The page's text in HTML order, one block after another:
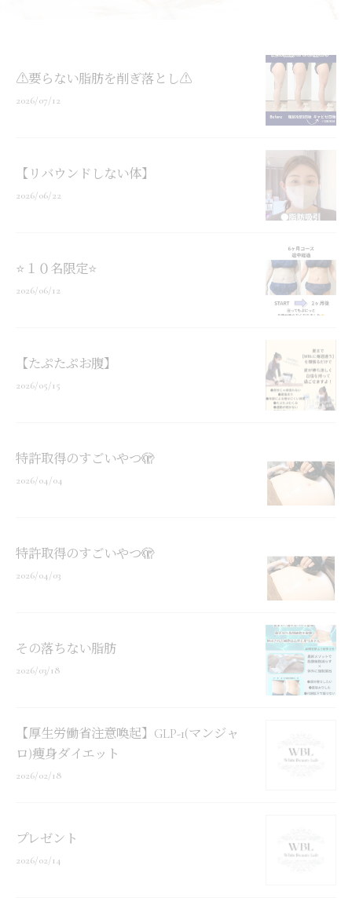
⚠️要らない脂肪を削ぎ落とし⚠️
2026/07/12
【リバウンドしない体】
2026/06/22
⭐１０名限定⭐
2026/06/12
【たぷたぷお腹】
2026/05/15
特許取得のすごいやつ🫣
2026/04/04
特許取得のすごいやつ🫣
2026/04/03
その落ちない脂肪
2026/03/18
【厚生労働省注意喚起】GLP-1(マンジャ
ロ)痩身ダイエット
2026/02/18
プレゼント
2026/02/14